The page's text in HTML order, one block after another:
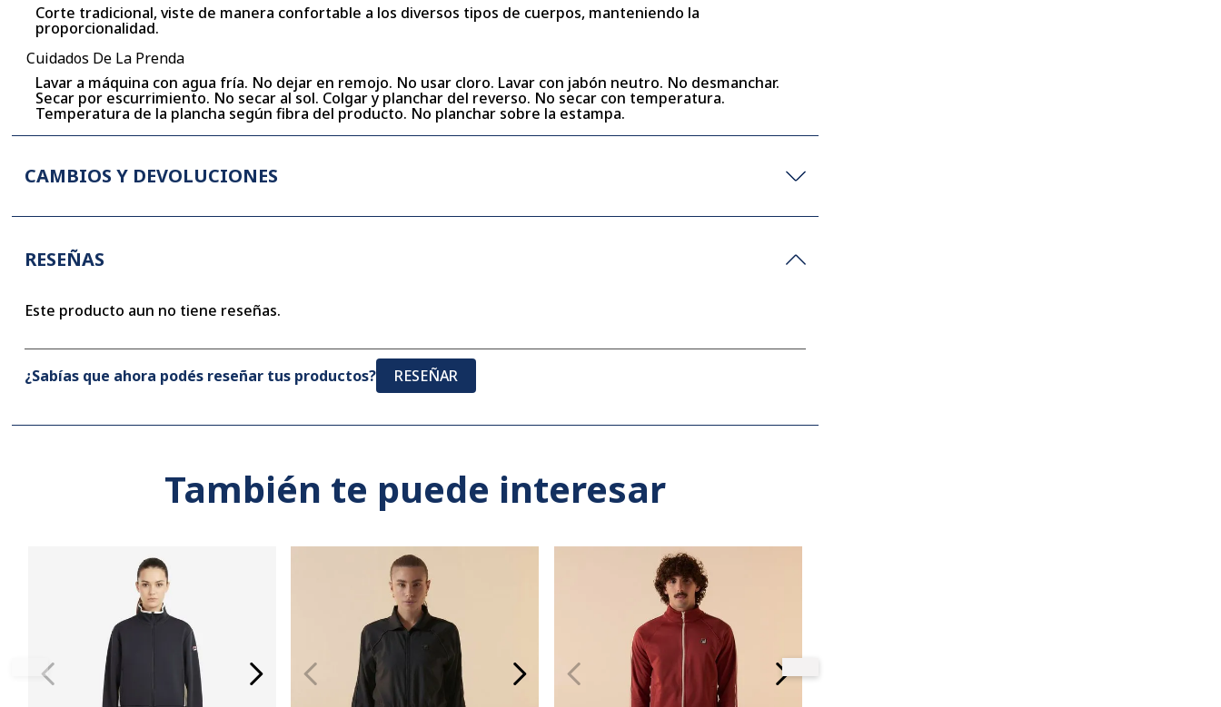
Corte tradicional, viste de manera confortable a los diversos tipos de cuerpos, manteniendo la
proporcionalidad.
Cuidados De La Prenda
Lavar a máquina con agua fría. No dejar en remojo. No usar cloro. Lavar con jabón neutro. No desmanchar.
Secar por escurrimiento. No secar al sol. Colgar y planchar del reverso. No secar con temperatura.
Temperatura de la plancha según fibra del producto. No planchar sobre la estampa.
CAMBIOS Y DEVOLUCIONES
RESEÑAS
Este producto aun no tiene reseñas.
¿Sabías que ahora podés reseñar tus productos? RESEÑAR
También te puede interesar